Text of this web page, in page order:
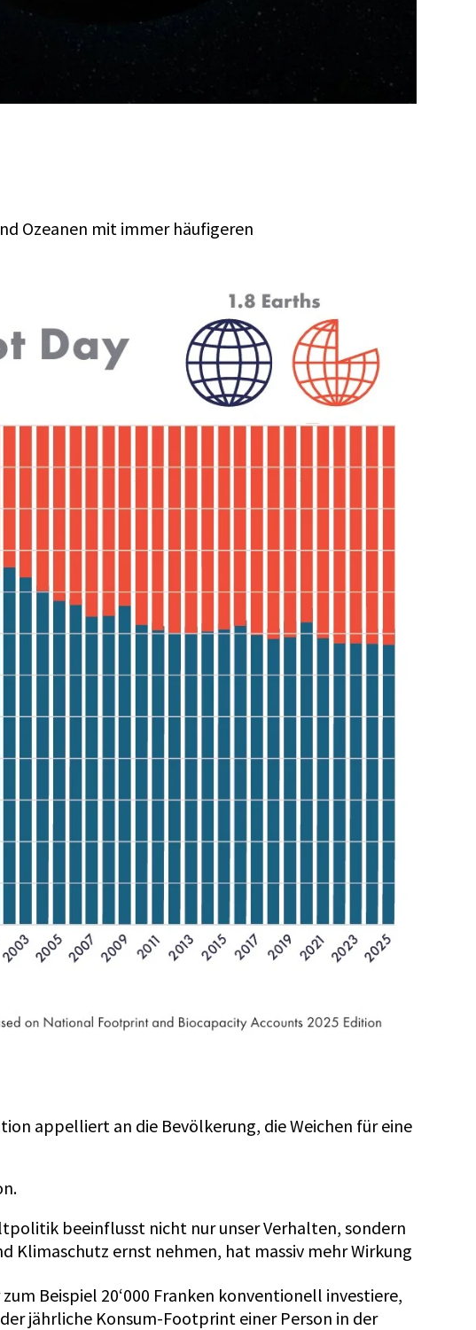
Ozeanen mit immer häufigeren
appelliert an die Bevölkerung, die Weichen für eine
beeinflusst nicht nur unser Verhalten, sondern
ernst nehmen, hat massiv mehr Wirkung
Beispiel 20‘000 Franken konventionell investiere,
jährliche Konsum-Footprint einer Person in der